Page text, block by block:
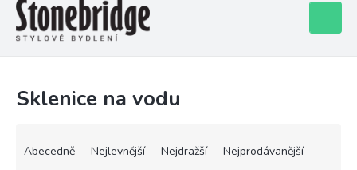
košík
Sklenice na vodu
Abecedně Nejlevnější Nejdražší Nejprodávanější